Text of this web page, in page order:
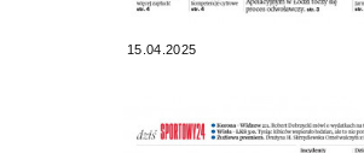
15.04.2025